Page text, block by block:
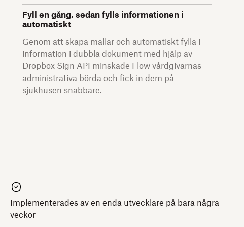
Fyll en gång, sedan fylls informationen i
automatiskt
Genom att skapa mallar och automatiskt fylla i
information i dubbla dokument med hjälp av
Dropbox Sign API minskade Flow vårdgivarnas
administrativa börda och fick in dem på
sjukhusen snabbare.
Implementerades av en enda utvecklare på bara några
veckor